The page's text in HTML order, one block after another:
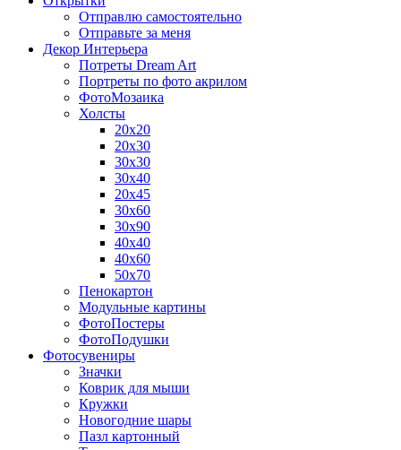
Отправлю самостоятельно
Отправьте за меня
Декор Интерьера
Потреты Dream Art
Портреты по фото акрилом
ФотоМозаика
Холсты
20х20
20х30
30х30
30х40
20х45
30х60
30х90
40х40
40х60
50х70
Пенокартон
Модульные картины
ФотоПостеры
ФотоПодушки
Фотоcувениры
Значки
Коврик для мыши
Кружки
Новогодние шары
Пазл картонный